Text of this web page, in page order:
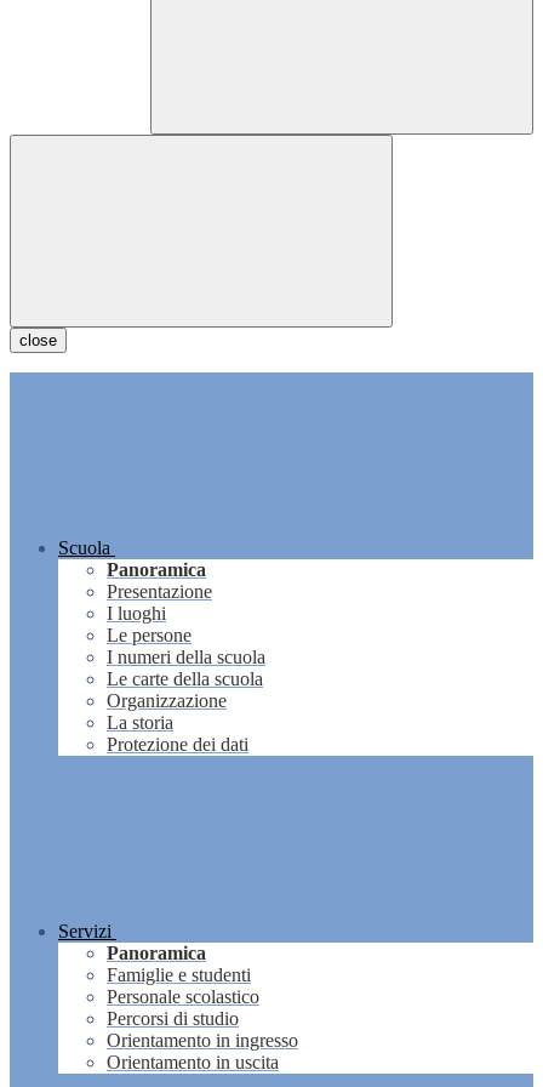
close
Scuola
Panoramica
Presentazione
I luoghi
Le persone
I numeri della scuola
Le carte della scuola
Organizzazione
La storia
Protezione dei dati
Servizi
Panoramica
Famiglie e studenti
Personale scolastico
Percorsi di studio
Orientamento in ingresso
Orientamento in uscita